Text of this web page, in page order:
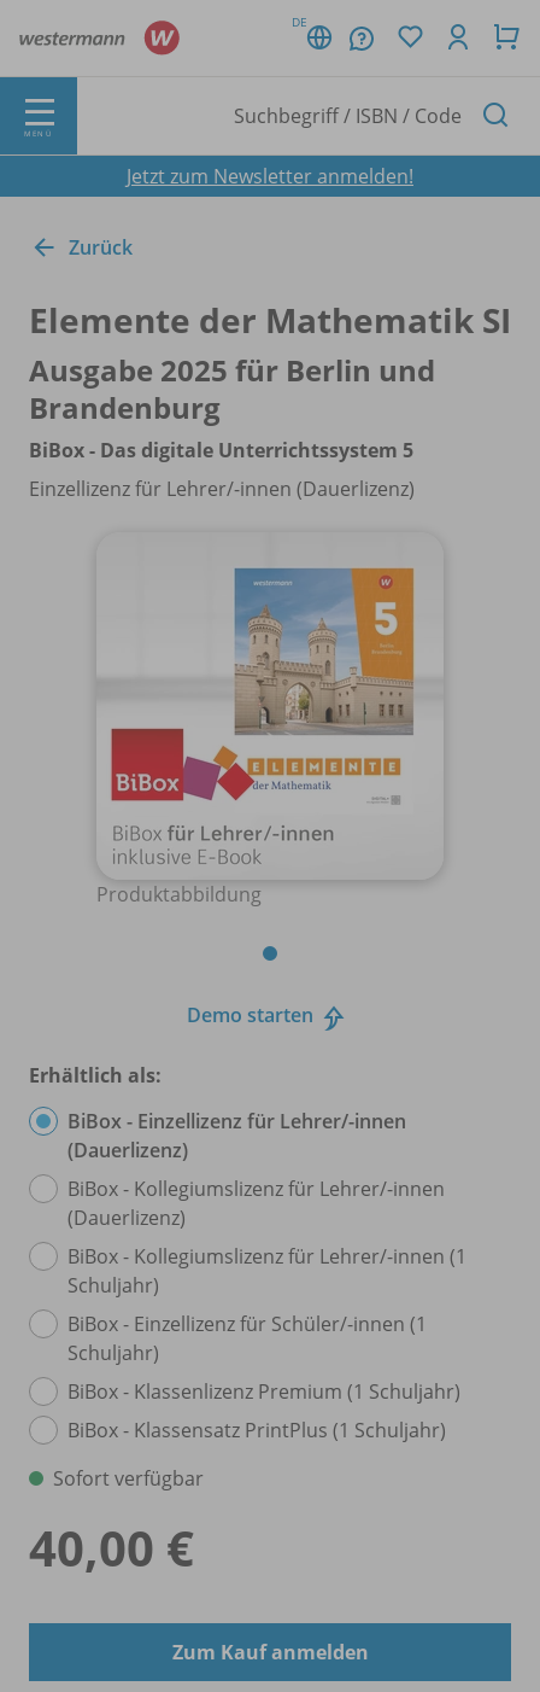
DE
MENÜ
Jetzt zum Newsletter anmelden!
Zurück
Elemente der Mathematik SI
Ausgabe 2025 für Berlin und
Brandenburg
BiBox - Das digitale Unterrichtssystem 5
Einzellizenz für Lehrer/-innen (Dauerlizenz)
Produktabbildung
Demo starten
Erhältlich als:
BiBox - Einzellizenz für Lehrer/-innen
(Dauerlizenz)
BiBox - Kollegiumslizenz für Lehrer/-innen
(Dauerlizenz)
BiBox - Kollegiumslizenz für Lehrer/-innen (1
Schuljahr)
BiBox - Einzellizenz für Schüler/-innen (1
Schuljahr)
BiBox - Klassenlizenz Premium (1 Schuljahr)
BiBox - Klassensatz PrintPlus (1 Schuljahr)
Sofort verfügbar
40,00 €
Zum Kauf anmelden